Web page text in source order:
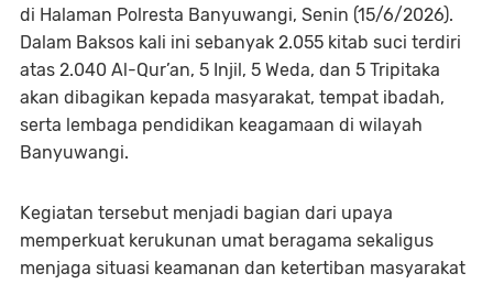
di Halaman Polresta Banyuwangi, Senin (15/6/2026).
Dalam Baksos kali ini sebanyak 2.055 kitab suci terdiri
atas 2.040 Al-Qur’an, 5 Injil, 5 Weda, dan 5 Tripitaka
akan dibagikan kepada masyarakat, tempat ibadah,
serta lembaga pendidikan keagamaan di wilayah
Banyuwangi.
Kegiatan tersebut menjadi bagian dari upaya
memperkuat kerukunan umat beragama sekaligus
menjaga situasi keamanan dan ketertiban masyarakat